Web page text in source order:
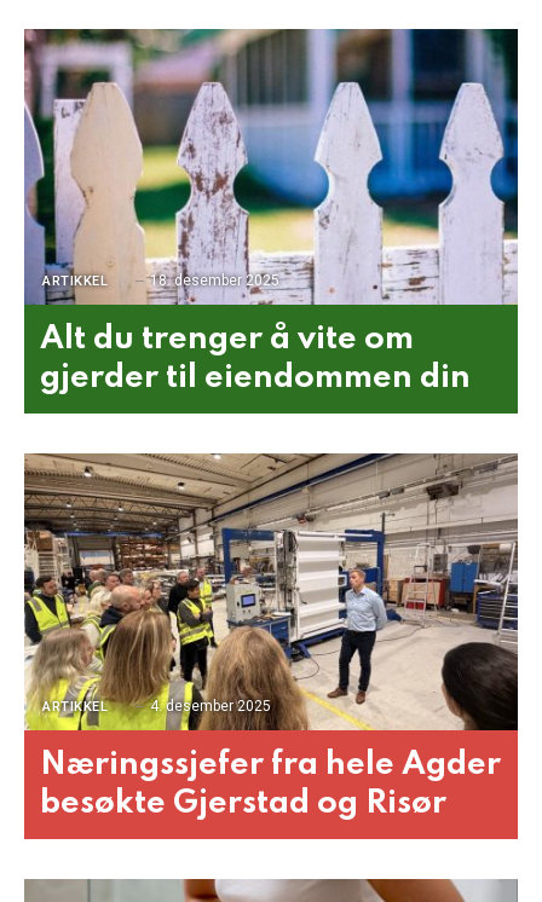
ARTIKKEL 18. desember 2025
Alt du trenger å vite om
gjerder til eiendommen din
ARTIKKEL 4. desember 2025
Næringssjefer fra hele Agder
besøkte Gjerstad og Risør